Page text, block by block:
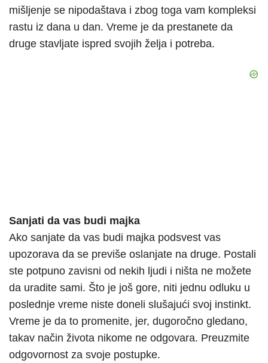
mišljenje se nipodaštava i zbog toga vam kompleksi
rastu iz dana u dan. Vreme je da prestanete da
druge stavljate ispred svojih želja i potreba.
Sanjati da vas budi majka
Ako sanjate da vas budi majka podsvest vas
upozorava da se previše oslanjate na druge. Postali
ste potpuno zavisni od nekih ljudi i ništa ne možete
da uradite sami. Što je još gore, niti jednu odluku u
poslednje vreme niste doneli slušajući svoj instinkt.
Vreme je da to promenite, jer, dugoročno gledano,
takav način života nikome ne odgovara. Preuzmite
odgovornost za svoje postupke.